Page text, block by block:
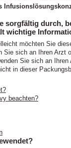
sorgfältig durch,
wichtige
möchten Sie
Sie sich an Ihren Arzt
Sie sich an
in dieser
beachten?